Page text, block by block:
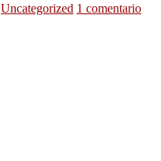
Uncategorized 1 comentario